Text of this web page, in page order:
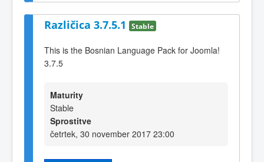
Različica 3.7.5.1 Stable
This is the Bosnian Language Pack for Joomla!
3.7.5
Maturity
Stable
Sprostitve
četrtek, 30 november 2017 23:00